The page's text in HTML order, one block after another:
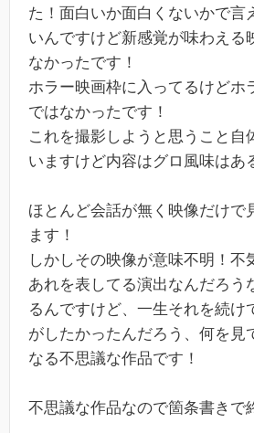
た！面白いか面白くないかで言
いんですけど新感覚が味わえる
なかったです！
ホラー映画枠に入ってるけどホ
ではなかったです！
これを撮影しようと思うこと自
いますけど内容はグロ風味はあ
ほとんど会話が無く映像だけで
ます！
しかしその映像が意味不明！不
あれを表してる演出なんだろう
るんですけど、一生それを続け
がしたかったんだろう、何を見
なる不思議な作品です！
不思議な作品なので箇条書きで